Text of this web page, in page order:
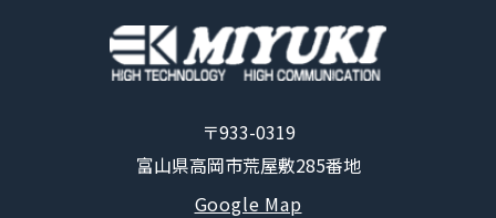
〒933-0319
富山県高岡市荒屋敷285番地
Google Map